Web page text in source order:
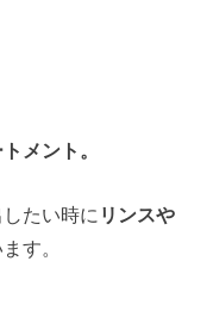
メント。
したい時に リンスや
す。